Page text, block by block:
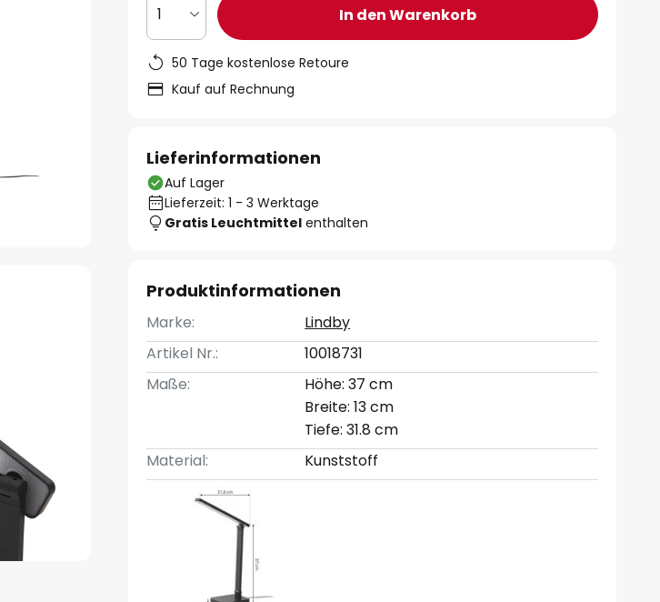
1 In den Warenkorb
50 Tage kostenlose Retoure
Kauf auf Rechnung
Lieferinformationen
Auf Lager
Lieferzeit: 1 - 3 Werktage
Gratis Leuchtmittel enthalten
Produktinformationen
Marke:
Lindby
Artikel Nr.:
10018731
Maße:
Höhe: 37 cm
Breite: 13 cm
Tiefe: 31.8 cm
Material:
Kunststoff